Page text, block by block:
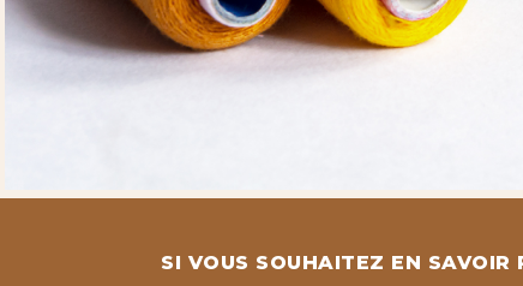
SI VOUS SOUHAITEZ EN SAVOIR